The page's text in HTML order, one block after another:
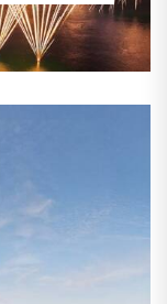
finden wieder
verbringen